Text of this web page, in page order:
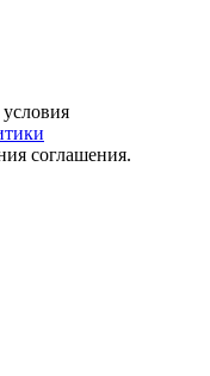
соглашения.